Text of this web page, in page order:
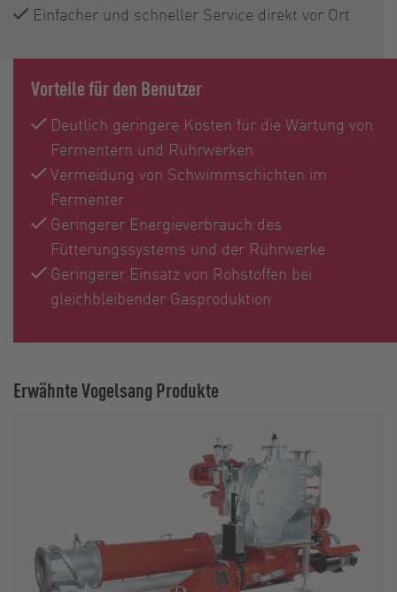
Einfacher und schneller Service direkt vor Ort
Vorteile für den Benutzer
Deutlich geringere Kosten für die Wartung von
Fermentern und Rührwerken
Vermeidung von Schwimmschichten im
Fermenter
Geringerer Energieverbrauch des
Fütterungssystems und der Rührwerke
Geringerer Einsatz von Rohstoffen bei
gleichbleibender Gasproduktion
Erwähnte Vogelsang Produkte